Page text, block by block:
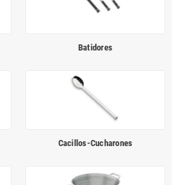
Batidores
Cacillos-Cucharones